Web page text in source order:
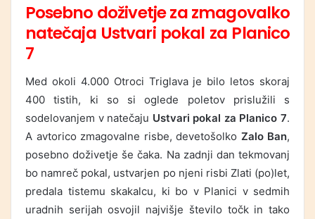
Posebno doživetje za zmagovalko
natečaja Ustvari pokal za Planico
7
Med okoli 4.000 Otroci Triglava je bilo letos skoraj
400 tistih, ki so si oglede poletov prislužili s
sodelovanjem v natečaju Ustvari pokal za Planico 7.
A avtorico zmagovalne risbe, devetošolko Zalo Ban,
posebno doživetje še čaka. Na zadnji dan tekmovanj
bo namreč pokal, ustvarjen po njeni risbi Zlati (po)let,
predala tistemu skakalcu, ki bo v Planici v sedmih
uradnih serijah osvojil najvišje število točk in tako